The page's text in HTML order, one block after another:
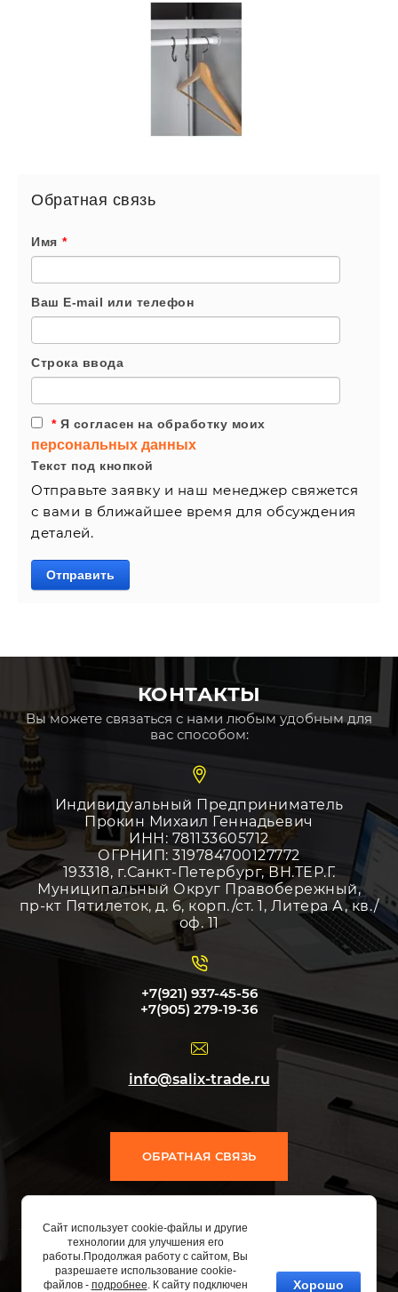
Обратная связь
Имя *
Ваш E-mail или телефон
Строка ввода
*Я согласен на обработку моих
персональных данных
Текст под кнопкой
Отправьте заявку и наш менеджер свяжется
с вами в ближайшее время для обсуждения
деталей.
Отправить
КОНТАКТЫ
Вы можете связаться с нами любым удобным для
вас способом:
Индивидуальный Предприниматель
Прокин Михаил Геннадьевич
ИНН: 781133605712
ОГРНИП: 319784700127772
193318, г.Санкт-Петербург, ВН.ТЕР.Г.
Муниципальный Округ Правобережный,
пр-кт Пятилеток, д. 6, корп./ст. 1, Литера А, кв./
оф. 11
+7(921) 937-45-56
+7(905) 279-19-36
info@salix-trade.ru
ОБРАТНАЯ СВЯЗЬ
Copyright © 2012 - 2026
Сайт использует cookie-файлы и другие
технологии для улучшения его
работы.Продолжая работу с сайтом, Вы
разрешаете использование cookie-
файлов - подробнее. К сайту подключен Хорошо